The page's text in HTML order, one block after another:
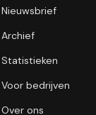
Nieuwsbrief
Archief
Statistieken
Voor bedrijven
Over ons